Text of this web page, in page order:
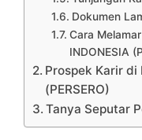
Dokumen
Cara
INDONESIA
Prospek Karir di
(PERSERO)
Tanya Seputar